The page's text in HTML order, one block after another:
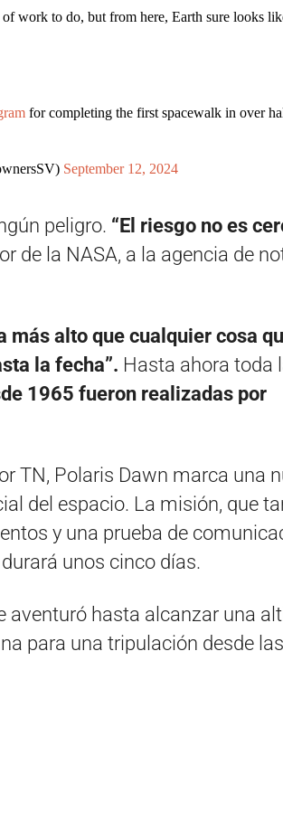
work to do, but from here, Earth sure looks
for completing the first spacewalk in over
September 12, 2024
peligro. “El riesgo no es
de la NASA, a la agencia de
más alto que cualquier cosa
la fecha”. Hasta ahora toda
1965 fueron realizadas por
TN, Polaris Dawn marca una
del espacio. La misión, que
y una prueba de
unos cinco días.
aventuró hasta alcanzar una
para una tripulación desde las